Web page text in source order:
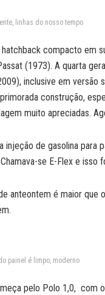
linhas do nosso tempo
compacto em
(1973). A quarta
inclusive em versão
construção,
muito apreciadas.
injeção de gasolina para
se E-Flex e isso
anteontem é maior que
painel é limpo, moderno
pelo Polo 1,0, com